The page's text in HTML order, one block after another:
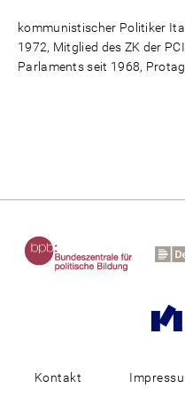
kommunistischer Politiker
1972, Mitglied des ZK der
Parlaments seit 1968,
Kontakt